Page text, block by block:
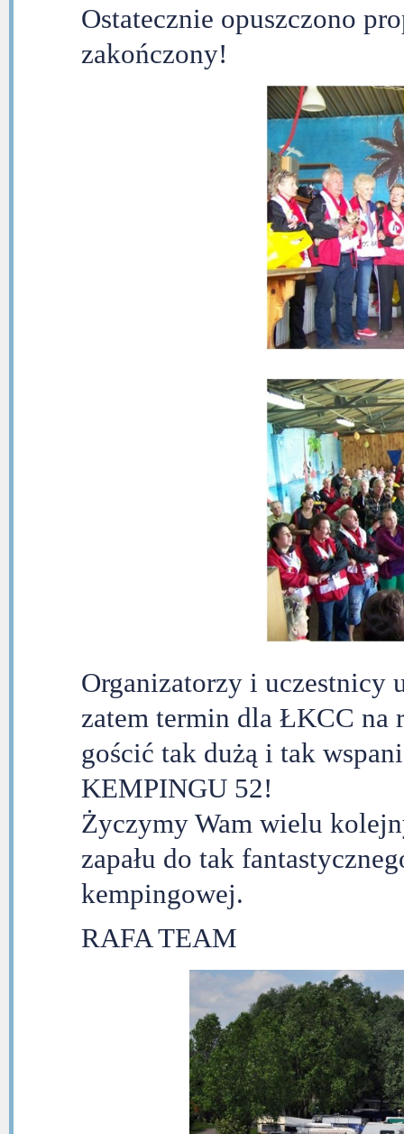
Ostatecznie opuszczono
zakończony!
Organizatorzy i uczestnicy
zatem termin dla ŁKCC na
gościć tak dużą i tak
KEMPINGU 52!
Życzymy Wam wielu
zapału do tak
kempingowej.
RAFA TEAM